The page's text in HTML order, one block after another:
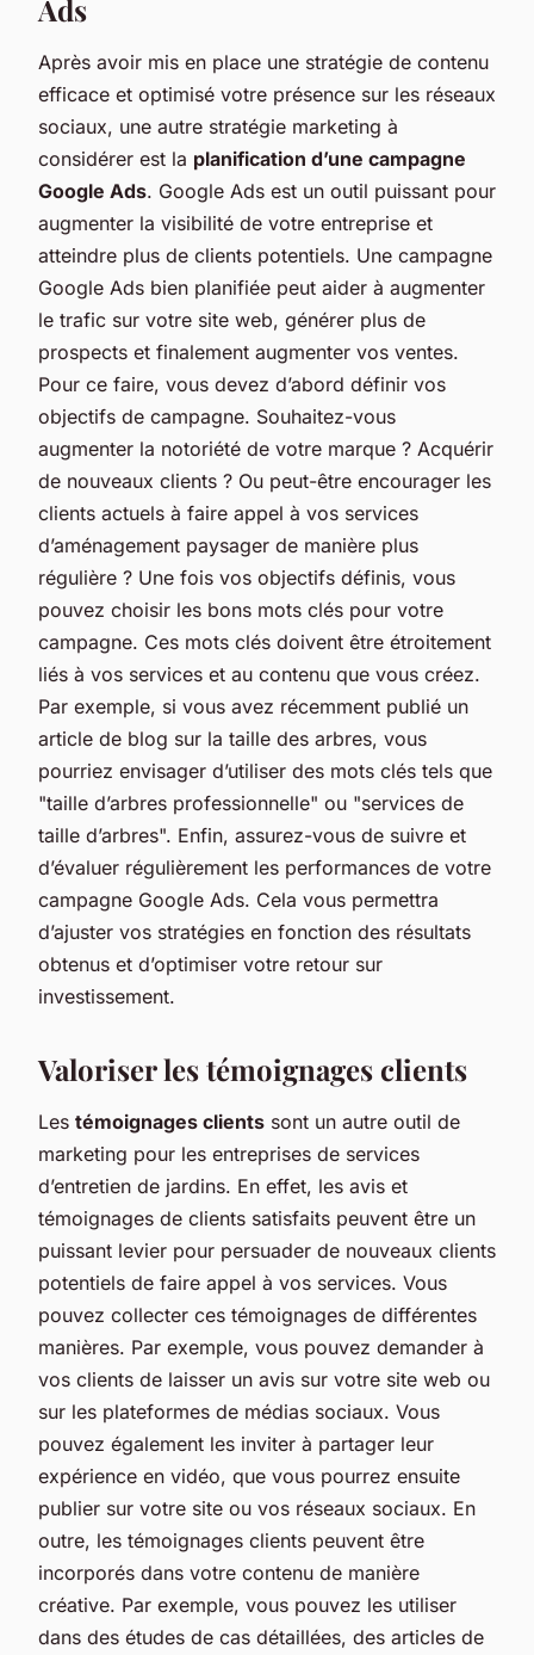
Ads
Après avoir mis en place une stratégie de contenu
efficace et optimisé votre présence sur les réseaux
sociaux, une autre stratégie marketing à
considérer est la planification d’une campagne
Google Ads. Google Ads est un outil puissant pour
augmenter la visibilité de votre entreprise et
atteindre plus de clients potentiels. Une campagne
Google Ads bien planifiée peut aider à augmenter
le trafic sur votre site web, générer plus de
prospects et finalement augmenter vos ventes.
Pour ce faire, vous devez d’abord définir vos
objectifs de campagne. Souhaitez-vous
augmenter la notoriété de votre marque ? Acquérir
de nouveaux clients ? Ou peut-être encourager les
clients actuels à faire appel à vos services
d’aménagement paysager de manière plus
régulière ? Une fois vos objectifs définis, vous
pouvez choisir les bons mots clés pour votre
campagne. Ces mots clés doivent être étroitement
liés à vos services et au contenu que vous créez.
Par exemple, si vous avez récemment publié un
article de blog sur la taille des arbres, vous
pourriez envisager d’utiliser des mots clés tels que
"taille d’arbres professionnelle" ou "services de
taille d’arbres". Enfin, assurez-vous de suivre et
d’évaluer régulièrement les performances de votre
campagne Google Ads. Cela vous permettra
d’ajuster vos stratégies en fonction des résultats
obtenus et d’optimiser votre retour sur
investissement.
Valoriser les témoignages clients
Les témoignages clients sont un autre outil de
marketing pour les entreprises de services
d’entretien de jardins. En effet, les avis et
témoignages de clients satisfaits peuvent être un
puissant levier pour persuader de nouveaux clients
potentiels de faire appel à vos services. Vous
pouvez collecter ces témoignages de différentes
manières. Par exemple, vous pouvez demander à
vos clients de laisser un avis sur votre site web ou
sur les plateformes de médias sociaux. Vous
pouvez également les inviter à partager leur
expérience en vidéo, que vous pourrez ensuite
publier sur votre site ou vos réseaux sociaux. En
outre, les témoignages clients peuvent être
incorporés dans votre contenu de manière
créative. Par exemple, vous pouvez les utiliser
dans des études de cas détaillées, des articles de